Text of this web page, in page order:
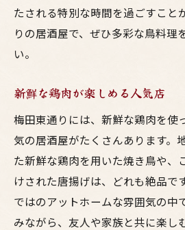
地元人気店での体験
たされる特別な時間を過ごすこと
りの居酒屋で、ぜひ多彩な鳥料理
い。
新鮮な鶏肉が楽しめる人気店
梅田東通りには、新鮮な鶏肉を使
気の居酒屋がたくさんあります。
た新鮮な鶏肉を用いた焼き鳥や、
けされた唐揚げは、どれも絶品で
ではのアットホームな雰囲気の中
みながら、友人や家族と共に楽し